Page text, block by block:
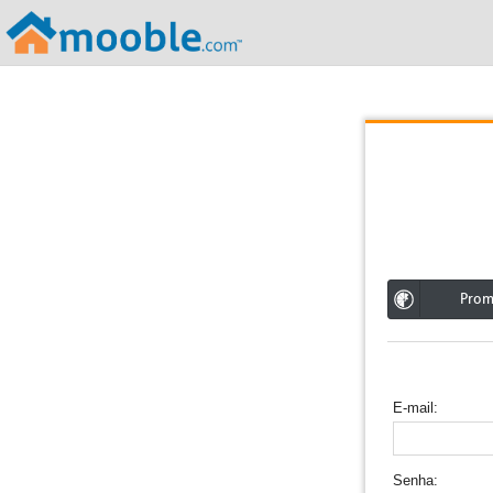
E-mail
Senha